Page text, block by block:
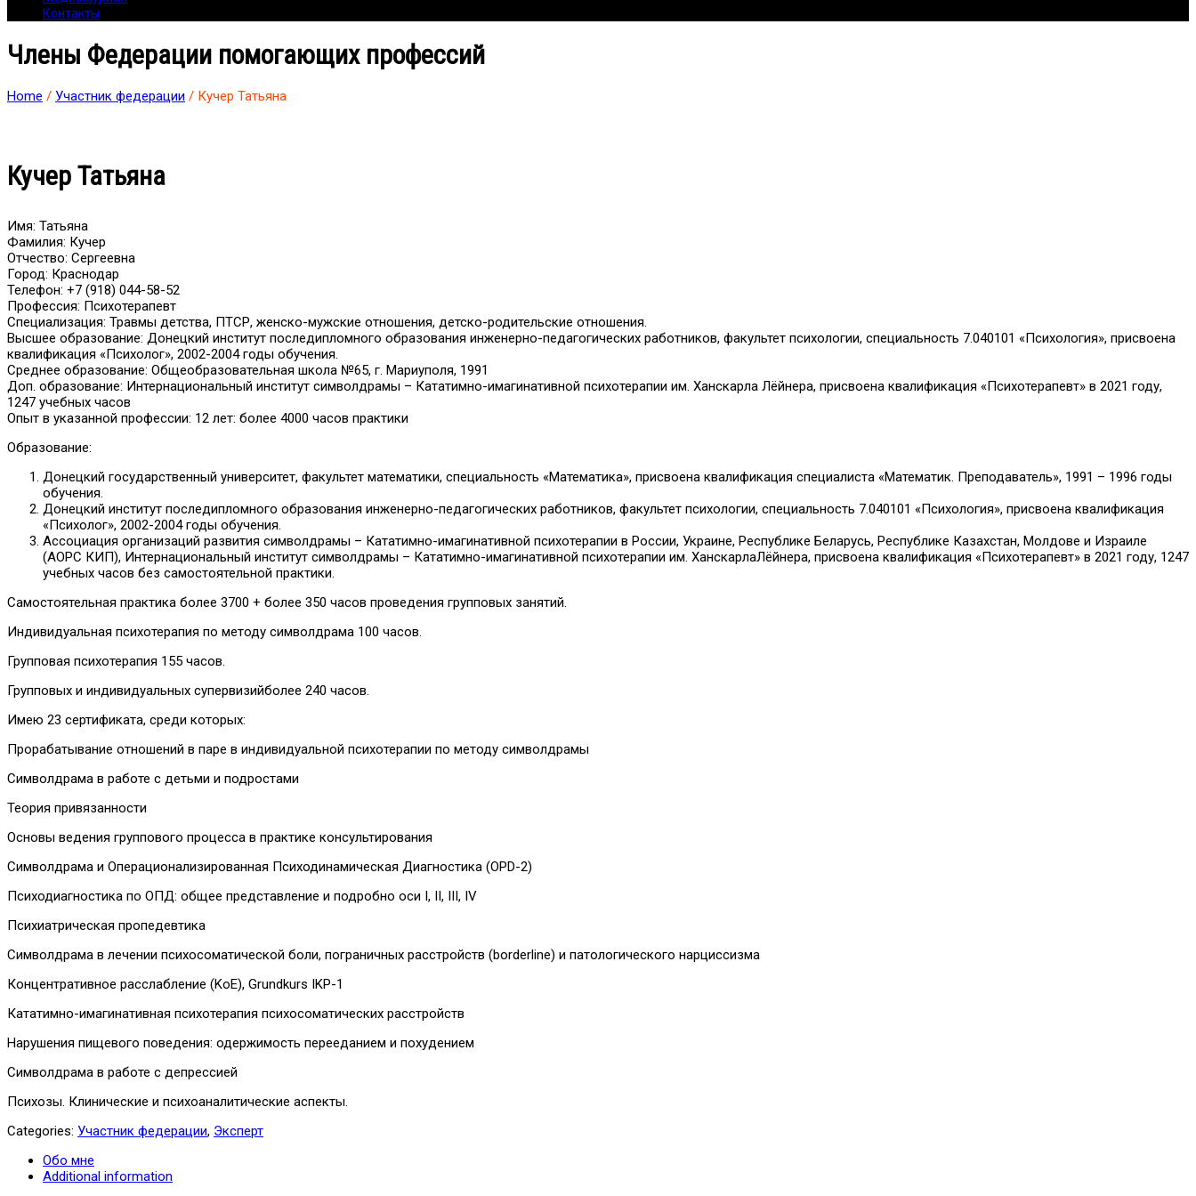
Контакты
Члены Федерации помогающих профессий
Home / Участник федерации / Кучер Татьяна
Кучер Татьяна
Имя: Татьяна
Фамилия: Кучер
Отчество: Сергеевна
Город: Краснодар
Телефон: +7 (918) 044-58-52
Профессия: Психотерапевт
Специализация: Травмы детства, ПТСР, женско-мужские отношения, детско-родительские отношения.
Высшее образование: Донецкий институт последипломного образования инженерно-педагогических работников, факультет психологии, специальность 7.040101 «Психология», присвоена
квалификация «Психолог», 2002-2004 годы обучения.
Среднее образование: Общеобразовательная школа №65, г. Мариуполя, 1991
Доп. образование: Интернациональный институт символдрамы – Кататимно-имагинативной психотерапии им. Ханскарла Лёйнера, присвоена квалификация «Психотерапевт» в 2021 году,
1247 учебных часов
Опыт в указанной профессии: 12 лет: более 4000 часов практики
Образование:
Донецкий государственный университет, факультет математики, специальность «Математика», присвоена квалификация специалиста «Математик. Преподаватель», 1991 – 1996 годы
обучения.
Донецкий институт последипломного образования инженерно-педагогических работников, факультет психологии, специальность 7.040101 «Психология», присвоена квалификация
«Психолог», 2002-2004 годы обучения.
Ассоциация организаций развития символдрамы – Кататимно-имагинативной психотерапии в России, Украине, Республике Беларусь, Республике Казахстан, Молдове и Израиле
(АОРС КИП), Интернациональный институт символдрамы – Кататимно-имагинативной психотерапии им. ХанскарлаЛёйнера, присвоена квалификация «Психотерапевт» в 2021 году, 1247
учебных часов без самостоятельной практики.
Самостоятельная практика более 3700 + более 350 часов проведения групповых занятий.
Индивидуальная психотерапия по методу символдрама 100 часов.
Групповая психотерапия 155 часов.
Групповых и индивидуальных супервизийболее 240 часов.
Имею 23 сертификата, среди которых:
Прорабатывание отношений в паре в индивидуальной психотерапии по методу символдрамы
Символдрама в работе с детьми и подростами
Теория привязанности
Основы ведения группового процесса в практике консультирования
Символдрама и Операционализированная Психодинамическая Диагностика (OPD-2)
Психодиагностика по ОПД: общее представление и подробно оси I, II, III, IV
Психиатрическая пропедевтика
Символдрама в лечении психосоматической боли, пограничных расстройств (borderline) и патологического нарциссизма
Концентративное расслабление (KoE), Grundkurs IKP-1
Кататимно-имагинативная психотерапия психосоматических расстройств
Нарушения пищевого поведения: одержимость перееданием и похудением
Символдрама в работе с депрессией
Психозы. Клинические и психоаналитические аспекты.
Categories: Участник федерации, Эксперт
Обо мне
Additional information